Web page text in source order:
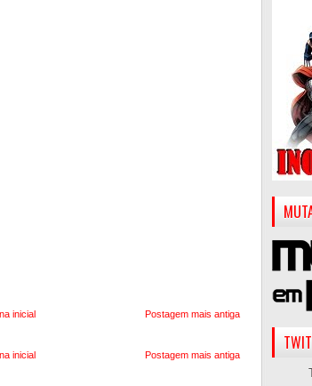
Postagem mais antiga
inicial
Postagem mais antiga
inicial